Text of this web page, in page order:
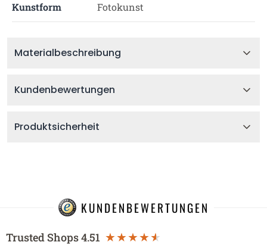
Kunstform Fotokunst
Materialbeschreibung
Kundenbewertungen
Produktsicherheit
KUNDENBEWERTUNGEN
Trusted Shops4.51